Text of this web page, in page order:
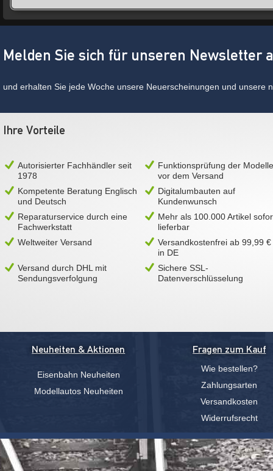
Melden Sie sich für unseren Newsletter
und erhalten Sie jede Woche unsere Neuerscheinungen und unsere
Ihre Vorteile
Autorisierter Fachhändler seit
1978
Funktionsprüfung der Modelle
vor dem Versand
Kompetente Beratung Englisch
und Deutsch
Digitalumbauten auf
Kundenwunsch
Reparaturservice durch eine
Fachwerkstatt
Mehr als 100.000 Artikel
lieferbar
Weltweiter Versand
Versandkostenfrei ab 99,99 €
in DE
Versand durch DHL mit
Sendungsverfolgung
Sichere SSL-
Datenverschlüsselung
Neuheiten & Aktionen
Eisenbahn Neuheiten
Modellautos Neuheiten
Fragen zum Kauf
Wie bestellen?
Zahlungsarten
Versandkosten
Widerrufsrecht